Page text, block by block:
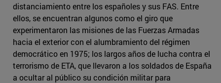
distanciamiento entre los españoles y sus FAS. Entre
ellos, se encuentran algunos como el giro que
experimentaron las misiones de las Fuerzas Armadas
hacia el exterior con el alumbramiento del régimen
democrático en 1975; los largos años de lucha contra el
terrorismo de ETA, que llevaron a los soldados de España
a ocultar al público su condición militar para